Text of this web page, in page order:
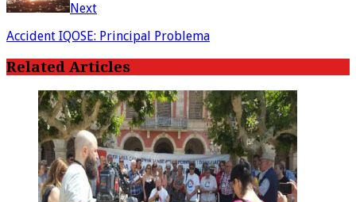
Next
Accident IQOSE: Principal Problema
Related Articles